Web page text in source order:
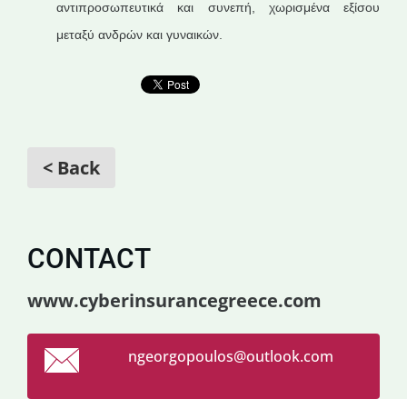
αντιπροσωπευτικά και συνεπή, χωρισμένα εξίσου
μεταξύ ανδρών και γυναικών.
< Back
CONTACT
www.cyberinsurancegreece.com
ngeorgopoulos@outlook.com